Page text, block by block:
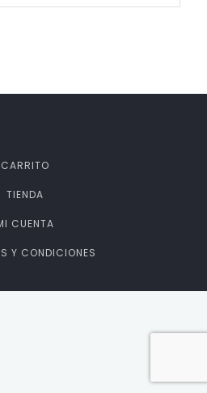
CARRITO
TIENDA
CUENTA
Y CONDICIONES